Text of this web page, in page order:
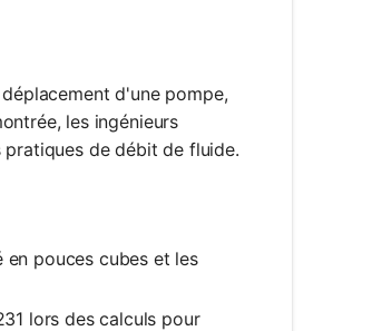
d'une pompe,
les ingénieurs
de débit de fluide.
en pouces cubes et les
lors des calculs pour